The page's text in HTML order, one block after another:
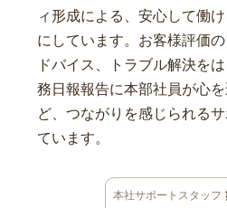
ィ形成による、安心して働
にしています。お客様評価
ドバイス、トラブル解決を
務日報報告に本部社員が心
ど、つながりを感じられる
ています。
本社サポートスタッフ